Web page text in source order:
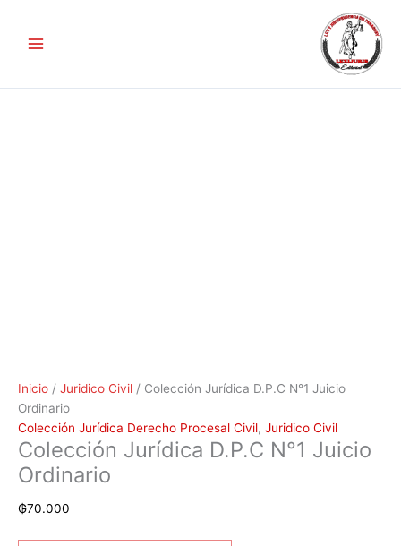
contenido
Inicio / Juridico Civil / Colección Jurídica D.P.C N°1 Juicio
Ordinario
Colección Jurídica Derecho Procesal Civil, Juridico Civil
Colección Jurídica D.P.C N°1 Juicio
Ordinario
₲70.000
D.P.C
Juicio